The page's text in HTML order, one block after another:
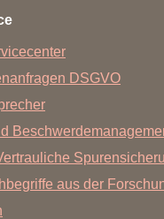
DSGVO
aus der